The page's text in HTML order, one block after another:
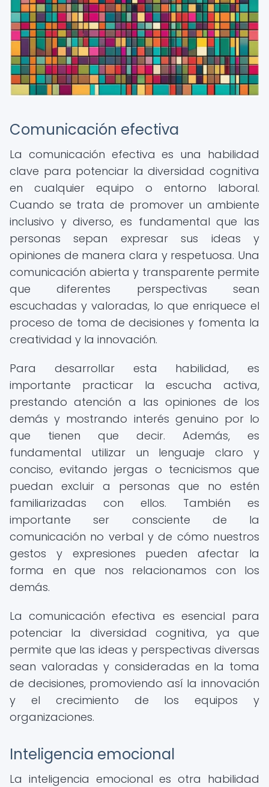
Comunicación efectiva
La comunicación efectiva es una habilidad
clave para potenciar la diversidad cognitiva
en cualquier equipo o entorno laboral.
Cuando se trata de promover un ambiente
inclusivo y diverso, es fundamental que las
personas sepan expresar sus ideas y
opiniones de manera clara y respetuosa. Una
comunicación abierta y transparente permite
que diferentes perspectivas sean
escuchadas y valoradas, lo que enriquece el
proceso de toma de decisiones y fomenta la
creatividad y la innovación.
Para desarrollar esta habilidad, es
importante practicar la escucha activa,
prestando atención a las opiniones de los
demás y mostrando interés genuino por lo
que tienen que decir. Además, es
fundamental utilizar un lenguaje claro y
conciso, evitando jergas o tecnicismos que
puedan excluir a personas que no estén
familiarizadas con ellos. También es
importante ser consciente de la
comunicación no verbal y de cómo nuestros
gestos y expresiones pueden afectar la
forma en que nos relacionamos con los
demás.
La comunicación efectiva es esencial para
potenciar la diversidad cognitiva, ya que
permite que las ideas y perspectivas diversas
sean valoradas y consideradas en la toma
de decisiones, promoviendo así la innovación
y el crecimiento de los equipos y
organizaciones.
Inteligencia emocional
La inteligencia emocional es otra habilidad